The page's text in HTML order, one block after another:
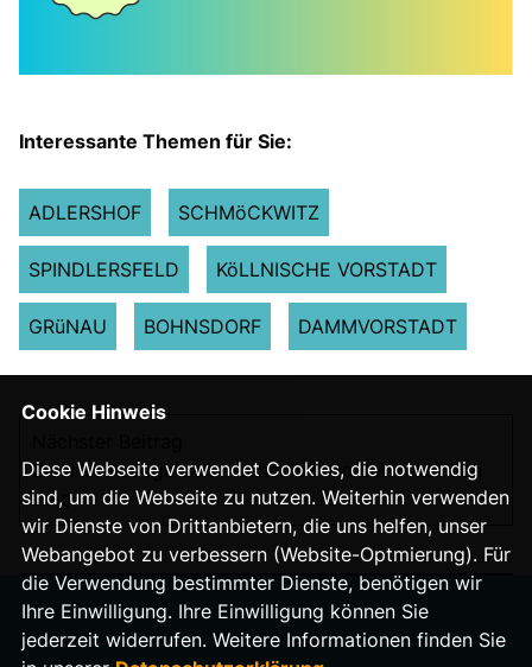
Interessante Themen für Sie:
ADLERSHOF SCHMöCKWITZ
SPINDLERSFELD KöLLNISCHE VORSTADT
GRüNAU BOHNSDORF DAMMVORSTADT
Zwei Volksbegehren machen sich in Berlin auf den
Weg
Cookie Hinweis
Diese Webseite verwendet Cookies, die notwendig
sind, um die Webseite zu nutzen. Weiterhin verwenden
wir Dienste von Drittanbietern, die uns helfen, unser
Webangebot zu verbessern (Website-Optmierung). Für
die Verwendung bestimmter Dienste, benötigen wir
Ihre Einwilligung. Ihre Einwilligung können Sie
jederzeit widerrufen. Weitere Informationen finden Sie